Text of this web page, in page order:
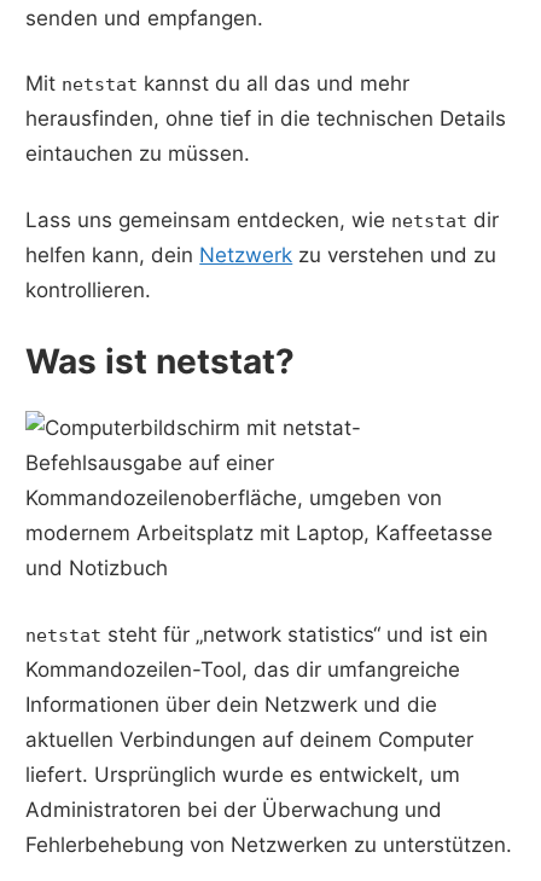
senden und empfangen.
Mit netstat kannst du all das und mehr
herausfinden, ohne tief in die technischen Details
eintauchen zu müssen.
Lass uns gemeinsam entdecken, wie netstat dir
helfen kann, dein Netzwerk zu verstehen und zu
kontrollieren.
Was ist netstat?
netstat steht für „network statistics“ und ist ein
Kommandozeilen-Tool, das dir umfangreiche
Informationen über dein Netzwerk und die
aktuellen Verbindungen auf deinem Computer
liefert. Ursprünglich wurde es entwickelt, um
Administratoren bei der Überwachung und
Fehlerbehebung von Netzwerken zu unterstützen.